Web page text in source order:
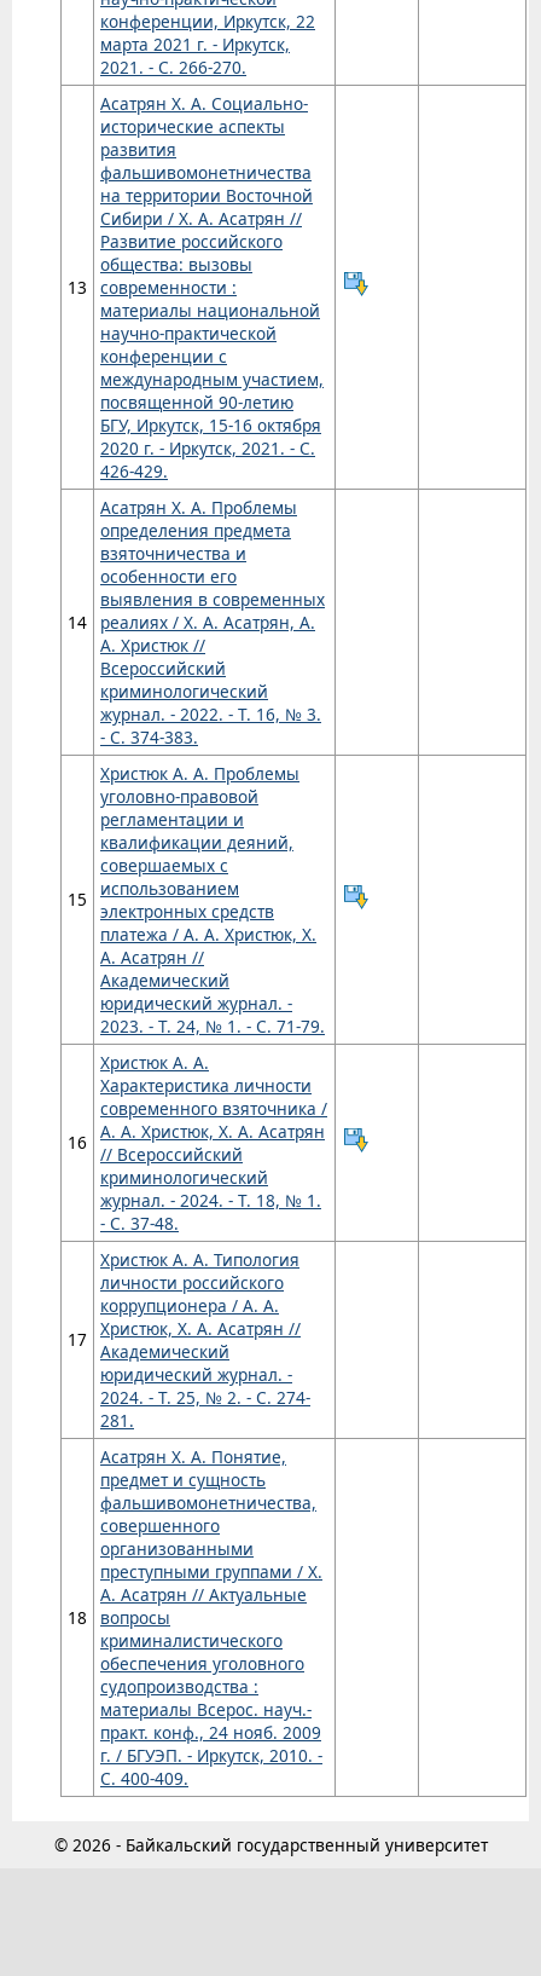
конференции, Иркутск, 22
марта 2021 г. - Иркутск,
2021. - С. 266-270.
13
Асатрян Х. А. Социально-
исторические аспекты
развития
фальшивомонетничества
на территории Восточной
Сибири / Х. А. Асатрян //
Развитие российского
общества: вызовы
современности :
материалы национальной
научно-практической
конференции с
международным участием,
посвященной 90-летию
БГУ, Иркутск, 15-16 октября
2020 г. - Иркутск, 2021. - С.
426-429.
14
Асатрян Х. А. Проблемы
определения предмета
взяточничества и
особенности его
выявления в современных
реалиях / Х. А. Асатрян, А.
А. Христюк //
Всероссийский
криминологический
журнал. - 2022. - Т. 16, № 3.
- С. 374-383.
15
Христюк А. А. Проблемы
уголовно-правовой
регламентации и
квалификации деяний,
совершаемых с
использованием
электронных средств
платежа / А. А. Христюк, Х.
А. Асатрян //
Академический
юридический журнал. -
2023. - Т. 24, № 1. - С. 71-79.
16
Христюк А. А.
Характеристика личности
современного взяточника /
А. А. Христюк, Х. А. Асатрян
// Всероссийский
криминологический
журнал. - 2024. - Т. 18, № 1.
- С. 37-48.
17
Христюк А. А. Типология
личности российского
коррупционера / А. А.
Христюк, Х. А. Асатрян //
Академический
юридический журнал. -
2024. - Т. 25, № 2. - С. 274-
281.
18
Асатрян Х. А. Понятие,
предмет и сущность
фальшивомонетничества,
совершенного
организованными
преступными группами / Х.
А. Асатрян // Актуальные
вопросы
криминалистического
обеспечения уголовного
судопроизводства :
материалы Всерос. науч.-
практ. конф., 24 нояб. 2009
г. / БГУЭП. - Иркутск, 2010. -
С. 400-409.
© 2026 - Байкальский государственный университет